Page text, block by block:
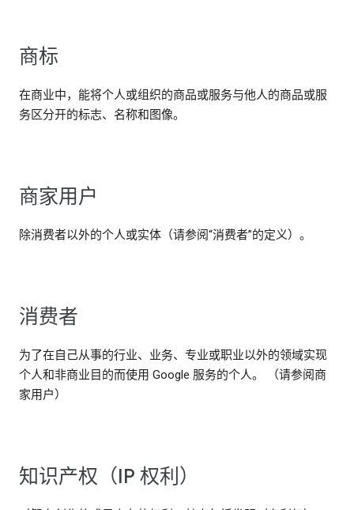
商标
在商业中，能将个人或组织的商品或服务与他人的商品或服
务区分开的标志、名称和图像。
商家用户
除消费者以外的个人或实体（请参阅“消费者”的定义）。
消费者
为了在自己从事的行业、业务、专业或职业以外的领域实现
个人和非商业目的而使用 Google 服务的个人。 （请参阅商
家用户）
知识产权（IP 权利）